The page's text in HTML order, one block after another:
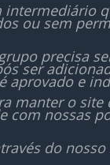
intermediário
ou sem
precisa
ser
aprovado e
manter o site
com nossas
do